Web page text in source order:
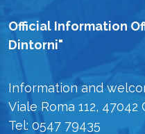
Official Information
Dintorni"
Information and
Viale Roma 112, 47042
Tel: 0547 79435